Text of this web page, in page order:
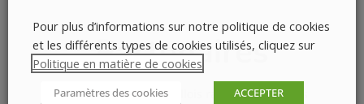
Partenaires
Le Réseau Santé Bruxellois rassemble tous les
Pour plus d’informations sur notre politique de cookies
et les différents types de cookies utilisés, cliquez sur
Politique en matière de cookies
Paramètres des cookies ACCEPTER